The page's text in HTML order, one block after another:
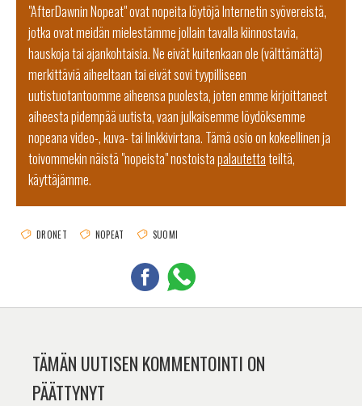
"AfterDawnin Nopeat" ovat nopeita löytöjä Internetin syövereistä,
jotka ovat meidän mielestämme jollain tavalla kiinnostavia,
hauskoja tai ajankohtaisia. Ne eivät kuitenkaan ole (välttämättä)
merkittäviä aiheeltaan tai eivät sovi tyypilliseen
uutistuotantoomme aiheensa puolesta, joten emme kirjoittaneet
aiheesta pidempää uutista, vaan julkaisemme löydöksemme
nopeana video-, kuva- tai linkkivirtana. Tämä osio on kokeellinen ja
toivommekin näistä "nopeista" nostoistapalautettateiltä,
käyttäjämme.
DRONET NOPEAT SUOMI
TÄMÄN UUTISEN KOMMENTOINTI ON
PÄÄTTYNYT